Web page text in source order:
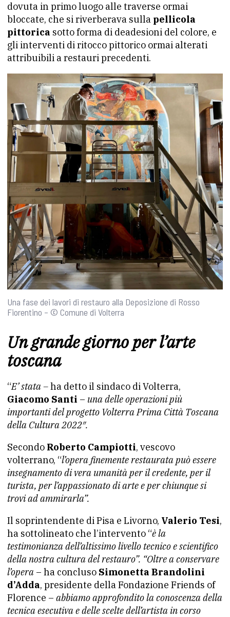
dovuta in primo luogo alle traverse ormai
bloccate, che si riverberava sulla pellicola
pittorica sotto forma di deadesioni del colore, e
gli interventi di ritocco pittorico ormai alterati
attribuibili a restauri precedenti.
Una fase dei lavori di restauro alla Deposizione di Rosso
Fiorentino – © Comune di Volterra
Un grande giorno per l’arte
toscana
“E’ stata –ha detto il sindaco di Volterra,
Giacomo Santi – una delle operazioni più
importanti del progetto Volterra Prima Città Toscana
della Cultura 2022″.
Secondo Roberto Campiotti, vescovo
volterrano, “l’opera finemente restaurata può essere
insegnamento di vera umanità per il credente, per il
turista, per l’appassionato di arte e per chiunque si
trovi ad ammirarla”.
Il soprintendente di Pisa e Livorno, Valerio Tesi,
ha sottolineato che l’intervento “è la
testimonianza dell’altissimo livello tecnico e scientifico
della nostra cultura del restauro”. “Oltre a conservare
l’opera – ha concluso Simonetta Brandolini
d’Adda, presidente della Fondazione Friends of
Florence – abbiamo approfondito la conoscenza della
tecnica esecutiva e delle scelte dell’artista in corso